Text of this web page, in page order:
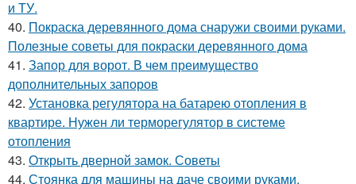
и ТУ.
40. Покраска деревянного дома снаружи своими руками.
Полезные советы для покраски деревянного дома
41. Запор для ворот. В чем преимущество
дополнительных запоров
42. Установка регулятора на батарею отопления в
квартире. Нужен ли терморегулятор в системе
отопления
43. Открыть дверной замок. Советы
44. Стоянка для машины на даче своими руками.